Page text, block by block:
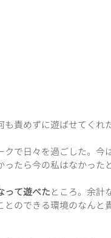
も責めずに遊ばせてくれ
クで日々を過ごした。
たら今の私はなかった
って遊べたところ。余計
とのできる環境のなん